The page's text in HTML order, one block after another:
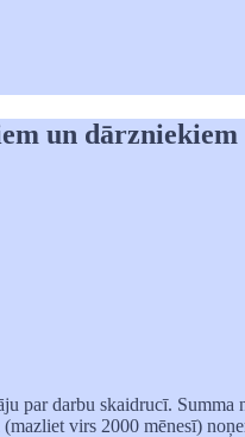
un dārzniekiem
par darbu skaidrucī.
virs 2000 mēnesī)